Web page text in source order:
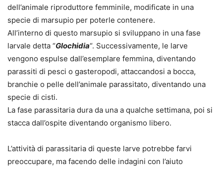
dell’animale riproduttore femminile, modificate in una
specie di marsupio per poterle contenere.
All’interno di questo marsupio si sviluppano in una fase
larvale detta “Glochidia“. Successivamente, le larve
vengono espulse dall’esemplare femmina, diventando
parassiti di pesci o gasteropodi, attaccandosi a bocca,
branchie o pelle dell’animale parassitato, diventando una
specie di cisti.
La fase parassitaria dura da una a qualche settimana, poi si
stacca dall’ospite diventando organismo libero.
L’attività di parassitaria di queste larve potrebbe farvi
preoccupare, ma facendo delle indagini con l’aiuto